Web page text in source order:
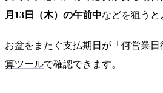
月13日（木）の午前中などを狙うと
お盆をまたぐ支払期日が「何営業日
算ツールで確認できます。